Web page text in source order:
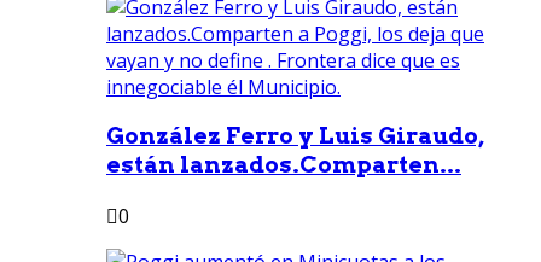
González Ferro y Luis Giraudo,
están lanzados.Comparten...
0